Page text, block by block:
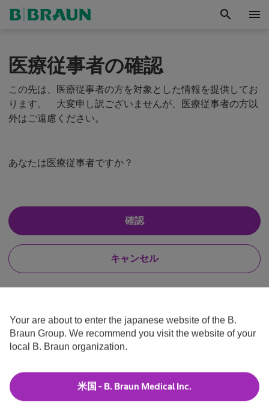
Your are about to enter the japanese website of the B.
Braun Group. We recommend you visit the website of your
local B. Braun organization.
米国 - B. Braun Medical Inc.
search menu
経
外
科
有
う
ご
ざ
い
ま
し
た
医療従事者の確認
この先は、医療従事者の方を対象とした情報を提供してお
ります。 大変申し訳ございませんが、医療従事者の方以
外はご遠慮ください。
あなたは医療従事者ですか？
確認は
た
医
事
者
で
キャンセルい
、
し
は
医
者
で
は
あ
の
度
お
問
製品・ソリューション
採用 / キャリア expand_more